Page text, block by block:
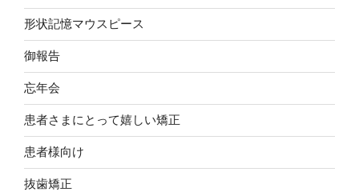
形状記憶マウスピース
御報告
忘年会
患者さまにとって嬉しい矯正
患者様向け
抜歯矯正